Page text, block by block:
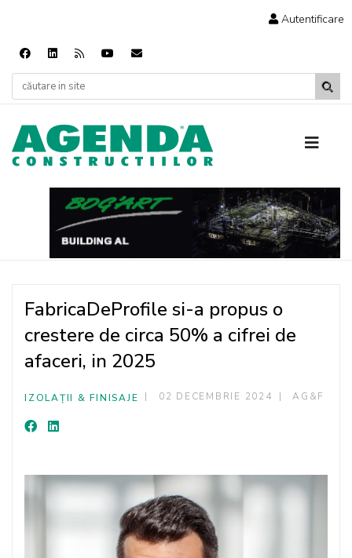
Autentificare
FabricaDeProfile si-a propus o
crestere de circa 50% a cifrei de
afaceri, in 2025
IZOLAȚII & FINISAJE 02 DECEMBRIE 2024 AG&F